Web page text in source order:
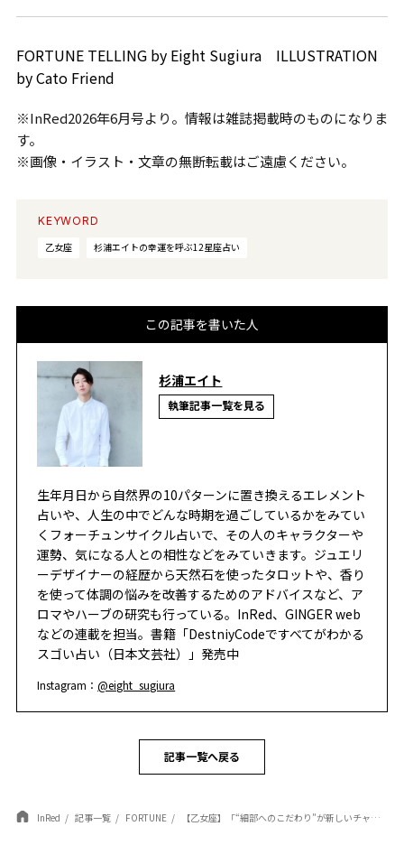
FORTUNE TELLING by Eight Sugiura ILLUSTRATION
by Cato Friend
※InRed2026年6月号より。情報は雑誌掲載時のものになりま
す。
※画像・イラスト・文章の無断転載はご遠慮ください。
KEYWORD
乙女座
杉浦エイトの幸運を呼ぶ12星座占い
この記事を書いた人
杉浦エイト
執筆記事一覧を見る
生年月日から自然界の10パターンに置き換えるエレメント
占いや、人生の中でどんな時期を過ごしているかをみてい
くフォーチュンサイクル占いで、その人のキャラクターや
運勢、気になる人との相性などをみていきます。ジュエリ
ーデザイナーの経歴から天然石を使ったタロットや、香り
を使って体調の悩みを改善するためのアドバイスなど、ア
ロマやハーブの研究も行っている。InRed、GINGER web
などの連載を担当。書籍「DestniyCodeですべてがわかる
スゴい占い（日本文芸社）」発売中
Instagram：@eight_sugiura
記事一覧へ戻る
InRed 記事一覧 FORTUNE 【乙女座】「“細部へのこだわり”が新しいチャンスを引き寄せる」杉浦エイトの幸運を呼ぶ12星座占い（5/7～6/4）